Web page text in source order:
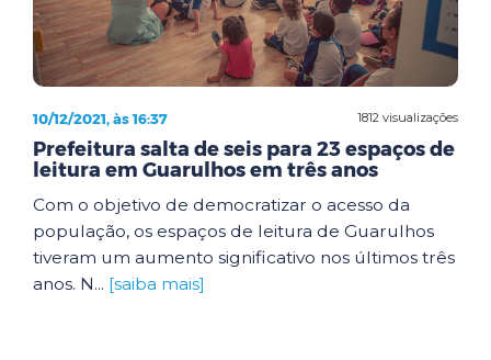
1812 visualizações
10/12/2021, às 16:37
Prefeitura salta de seis para 23 espaços de
leitura em Guarulhos em três anos
Com o objetivo de democratizar o acesso da
população, os espaços de leitura de Guarulhos
tiveram um aumento significativo nos últimos três
anos. N... [saiba mais]